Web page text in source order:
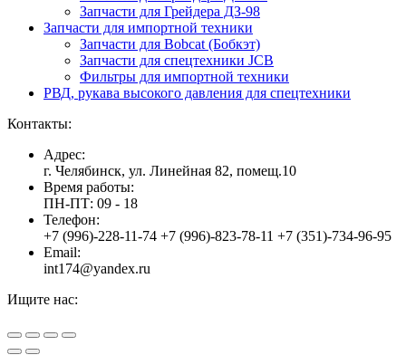
Запчасти для Грейдера ДЗ-98
Запчасти для импортной техники
Запчасти для Bobcat (Бобкэт)
Запчасти для спецтехники JCB
Фильтры для импортной техники
РВД, рукава высокого давления для спецтехники
Контакты:
Адрес:
г. Челябинск, ул. Линейная 82, помещ.10
Время работы:
ПН-ПТ: 09 - 18
Телефон:
+7 (996)-228-11-74 +7 (996)-823-78-11 +7 (351)-734-96-95
Email:
int174@yandex.ru
Ищите нас:
Страница
YouTube
Страница
Viber
Страница
WhatsApp
Вверх